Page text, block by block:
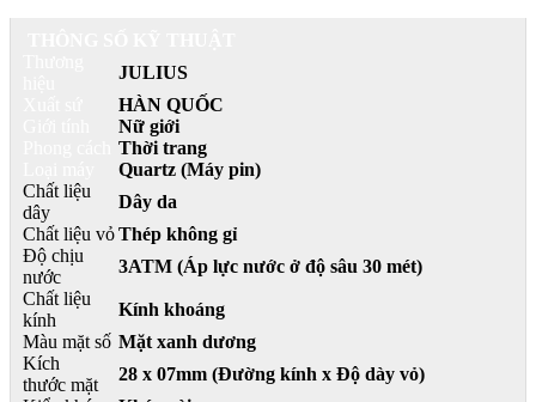
JULIUS
HÀN QUỐC
Nữ giới
Thời trang
Quartz (Máy pin)
Chất liệu
dây
Dây da
Chất liệu vỏThép không gỉ
Độ chịu
nước
3ATM (Áp lực nước ở độ sâu 30 mét)
Chất liệu
kính
Kính khoáng
Màu mặt số Mặt xanh dương
Kích
thước mặt
28 x 07mm (Đường kính x Độ dày vỏ)